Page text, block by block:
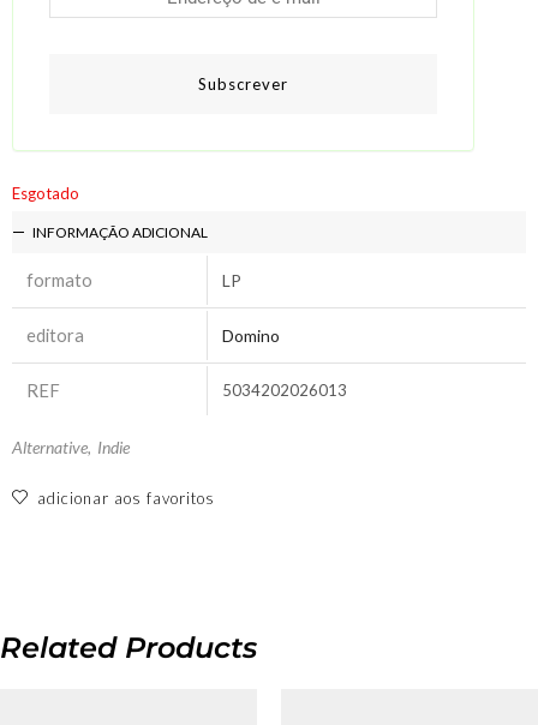
Subscrever
Esgotado
INFORMAÇÃO ADICIONAL
formato LP
editora Domino
REF 5034202026013
Alternative, Indie
adicionar aos favoritos
Related Products